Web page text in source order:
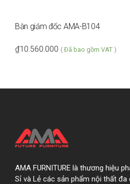
Bàn giám đốc AMA-B104
10.560.000
₫ ( Đã bao gồm VAT )
AMA FURNITURE là thương hiệu
Sỉ và Lẻ các sản phẩm nội thất đa